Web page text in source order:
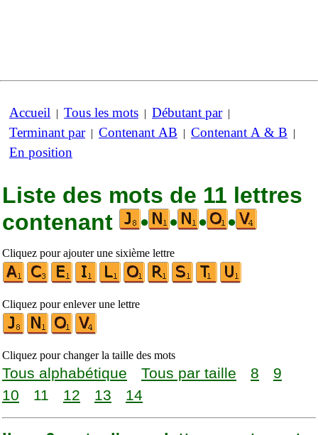
Accueil | Tous les mots | Débutant par|
Terminant par| Contenant AB | Contenant A & B |
En position
Liste des mots de 11 lettres
contenant
• • • •
Cliquez pour ajouter une sixième lettre
Cliquez pour enlever une lettre
Cliquez pour changer la taille des mots
Tous alphabétique Tous par taille 8
9
10
11 12 13 14